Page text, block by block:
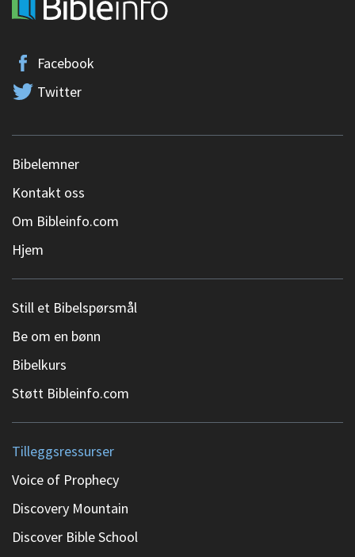
Facebook
Twitter
Bibelemner
Kontakt oss
Om Bibleinfo.com
Hjem
Still et Bibelspørsmål
Be om en bønn
Bibelkurs
Støtt Bibleinfo.com
Tilleggsressurser
Voice of Prophecy
Discovery Mountain
Discover Bible School